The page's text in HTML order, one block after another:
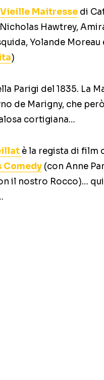
Vieille Maitresse di
Hawtrey,
Yolande Moreau
)
Parigi del 1835. La
de Marigny, che
cortigiana…
è la regista di film
Comedy (con Anne
il nostro Rocco)…